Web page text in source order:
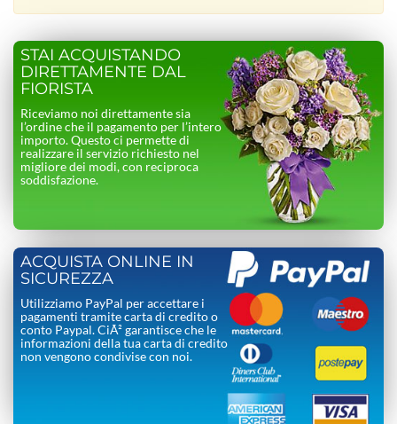
STAI ACQUISTANDO
DIRETTAMENTE DAL
FIORISTA
Riceviamo noi direttamente sia
l’ordine che il pagamento per l’intero
importo. Questo ci permette di
realizzare il servizio richiesto nel
migliore dei modi, con reciproca
soddisfazione.
ACQUISTA ONLINE IN
SICUREZZA
Utilizziamo PayPal per accettare i
pagamenti tramite carta di credito o
conto Paypal. CiÃ² garantisce che le
informazioni della tua carta di credito
non vengono condivise con noi.